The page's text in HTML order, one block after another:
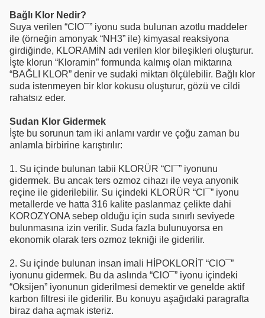
Bağlı Klor Nedir?
Suya verilen “ClO¯” iyonu suda bulunan azotlu maddeler
ile (örneğin amonyak “NH3” ile) kimyasal reaksiyona
girdiğinde, KLORAMİN adı verilen klor bileşikleri oluşturur.
İşte klorun “Kloramin” formunda kalmış olan miktarına
“BAĞLI KLOR” denir ve sudaki miktarı ölçülebilir. Bağlı klor
suda istenmeyen bir klor kokusu oluşturur, gözü ve cildi
rahatsız eder.
Sudan Klor Gidermek
İşte bu sorunun tam iki anlamı vardır ve çoğu zaman bu
anlamla birbirine karıştırılır:
1. Su içinde bulunan tabii KLORÜR “Cl¯” iyonunu
gidermek. Bu ancak ters ozmoz cihazı ile veya anyonik
reçine ile giderilebilir. Su içindeki KLORÜR “Cl¯” iyonu
metallerde ve hatta 316 kalite paslanmaz çelikte dahi
KOROZYONA sebep olduğu için suda sınırlı seviyede
bulunmasına izin verilir. Suda fazla bulunuyorsa en
ekonomik olarak ters ozmoz tekniği ile giderilir.
2. Su içinde bulunan insan imali HİPOKLORİT “ClO¯”
iyonunu gidermek. Bu da aslında “ClO¯” iyonu içindeki
“Oksijen” iyonunun giderilmesi demektir ve genelde aktif
karbon filtresi ile giderilir. Bu konuyu aşağıdaki paragrafta
biraz daha açmak isteriz.